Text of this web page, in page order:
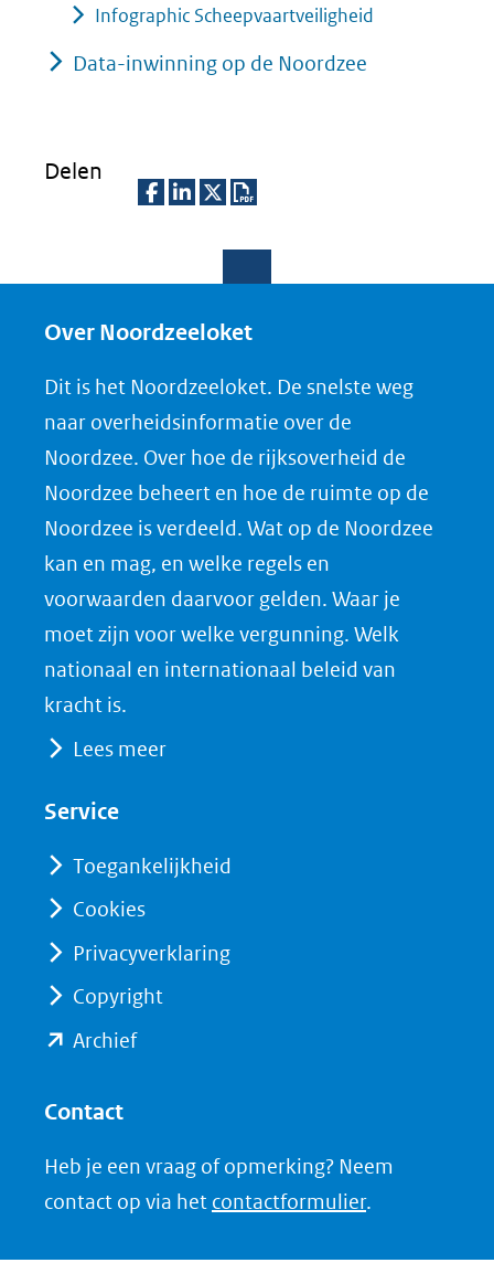
Infographic Scheepvaartveiligheid
Data-inwinning op de Noordzee
Delen
e
o
p
F
a
c
e
b
o
o
in
(verwijst
een
andere
website)
e
o
p
L
i
n
k
e
d
I
(verwijst
andere
e
o
p
X
(opent
in
nieuw
venster)
(verwijst
naar
n
o
a
d
P
D
F
Over Noordzeeloket
Dit is het Noordzeeloket. De snelste weg
naar overheidsinformatie over de
Noordzee. Over hoe de rijksoverheid de
Noordzee beheert en hoe de ruimte op de
Noordzee is verdeeld. Wat op de Noordzee
kan en mag, en welke regels en
voorwaarden daarvoor gelden. Waar je
moet zijn voor welke vergunning. Welk
nationaal en internationaal beleid van
kracht is.
Lees meer
Service
Toegankelijkheid
Cookies
Privacyverklaring
Copyright
Archief(opent
(verwijst
naar
Contact
Heb je een vraag of opmerking? Neem
contact op via het contactformulier.